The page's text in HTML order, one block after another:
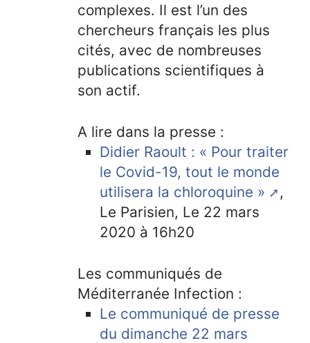
complexes. Il est l’un des
chercheurs français les plus
cités, avec de nombreuses
publications scientifiques à
son actif.
A lire dans la presse :
Didier Raoult : « Pour traiter
le Covid-19, tout le monde
utilisera la chloroquine »
,
Le Parisien, Le 22 mars
2020 à 16h20
Les communiqués de
Méditerranée Infection :
Le communiqué de presse
du dimanche 22 mars